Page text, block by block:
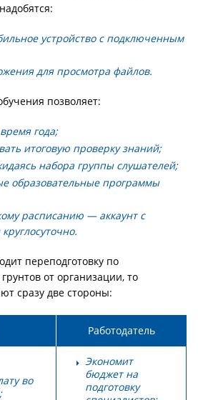
устройство с подключенным
для просмотра файлов.
позволяет:
года;
итоговую проверку знаний;
набора группы слушателей;
образовательные программы
расписанию — аккаунт с
переподготовку по
от организации, то
сразу две стороны:
Работодатель
во
Экономит
бюджет на
подготовку